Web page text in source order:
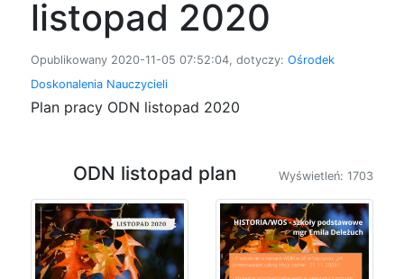
listopad 2020
Opublikowany 2020-11-05 07:52:04, dotyczy: Ośrodek
Doskonalenia Nauczycieli
Plan pracy ODN listopad 2020
Wyświetleń: 1703
ODN listopad plan